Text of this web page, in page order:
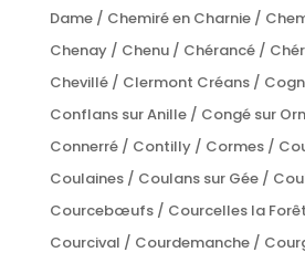
Dame / Chemiré en Charnie /
Chenay / Chenu / Chérancé /
Chevillé / Clermont Créans /
Conflans sur Anille / Congé sur
Connerré / Contilly / Cormes /
Coulaines / Coulans sur Gée /
Courcebœufs / Courcelles la
Courcival / Courdemanche /